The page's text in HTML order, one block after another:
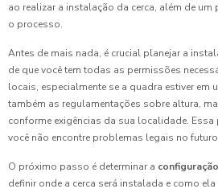
ao realizar a instalação da cerca, além de
o processo.
Antes de mais nada, é crucial planejar a
de que você tem todas as permissões
locais, especialmente se a quadra estiver em
também as regulamentações sobre altura,
conforme exigências da sua localidade.
você não encontre problemas legais no
O próximo passo é determinar a
definir onde a cerca será instalada e como